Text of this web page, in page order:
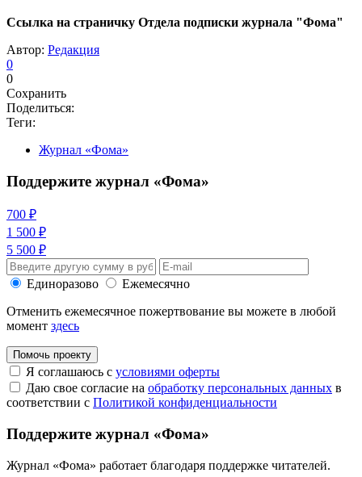
Ссылка на страничку Отдела подписки журнала "Фома"
Автор: Редакция
0
0
Сохранить
Поделиться:
Теги:
Журнал «Фома»
Поддержите журнал «Фома»
700 ₽
1 500 ₽
5 500 ₽
Единоразово
Ежемесячно
Отменить ежемесячное пожертвование вы можете в любой
момент здесь
Помочь проекту
Я соглашаюсь с условиями оферты
Даю свое согласие на обработку персональных данных в
соответствии с Политикой конфиденциальности
Поддержите журнал «Фома»
Журнал «Фома» работает благодаря поддержке читателей.